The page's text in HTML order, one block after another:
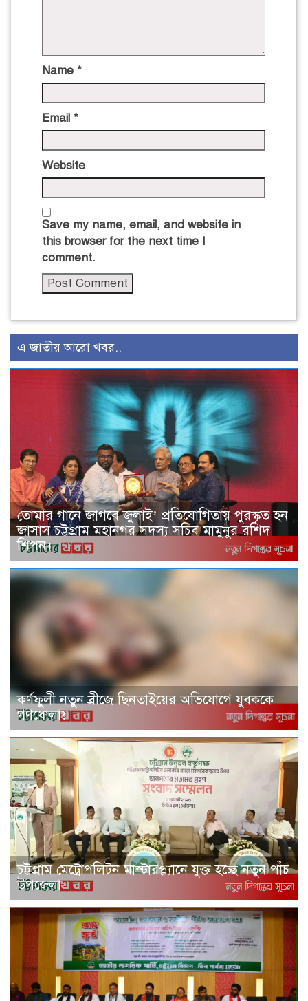
Name *
Email *
Website
Save my name, email, and website in
this browser for the next time I
comment.
এ জাতীয় আরো খবর..
তোমার গানে জাগবে জুলাই’ প্রতিযোগিতায় পুরস্কৃত হন
জাসাস চট্টগ্রাম মহানগর সদস‌্য স‌চিব মামুনুর রশিদ
শিপন।
কর্ণফুলী নতুন ব্রীজে ছিনতাইয়ের অভিযোগে যুবককে
গণধোলায়
চট্টগ্রাম মেট্রোপলিটন মাস্টারপ্ল্যানে যুক্ত হচ্ছে নতুন পাঁচ
উপজেলা